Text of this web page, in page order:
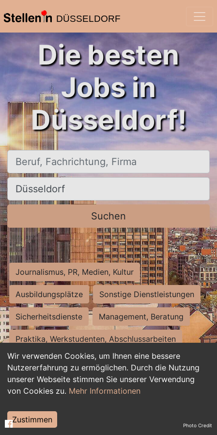
DÜSSELDORF
Wir verwenden Cookies, um Ihnen eine bessere
Nutzererfahrung zu ermöglichen. Durch die Nutzung
unserer Webseite stimmen Sie unserer Verwendung
von Cookies zu. Mehr Informationen
Zustimmen
Die besten
Jobs in
Düsseldorf!
Beruf, Fachrichtung, Firma
Ort, Stadt
Suchen
Journalismus, PR, Medien, Kultur
Ausbildungsplätze Sonstige Dienstleistungen
Sicherheitsdienste Management, Beratung
Praktika, Werkstudenten, Abschlussarbeiten
Personalwesen Assistenz, Sekretariat
Hilfskräfte, Aushilfs- und Nebenjobs
Weiterbildung, Studium, duale Ausbildung Photo Credit